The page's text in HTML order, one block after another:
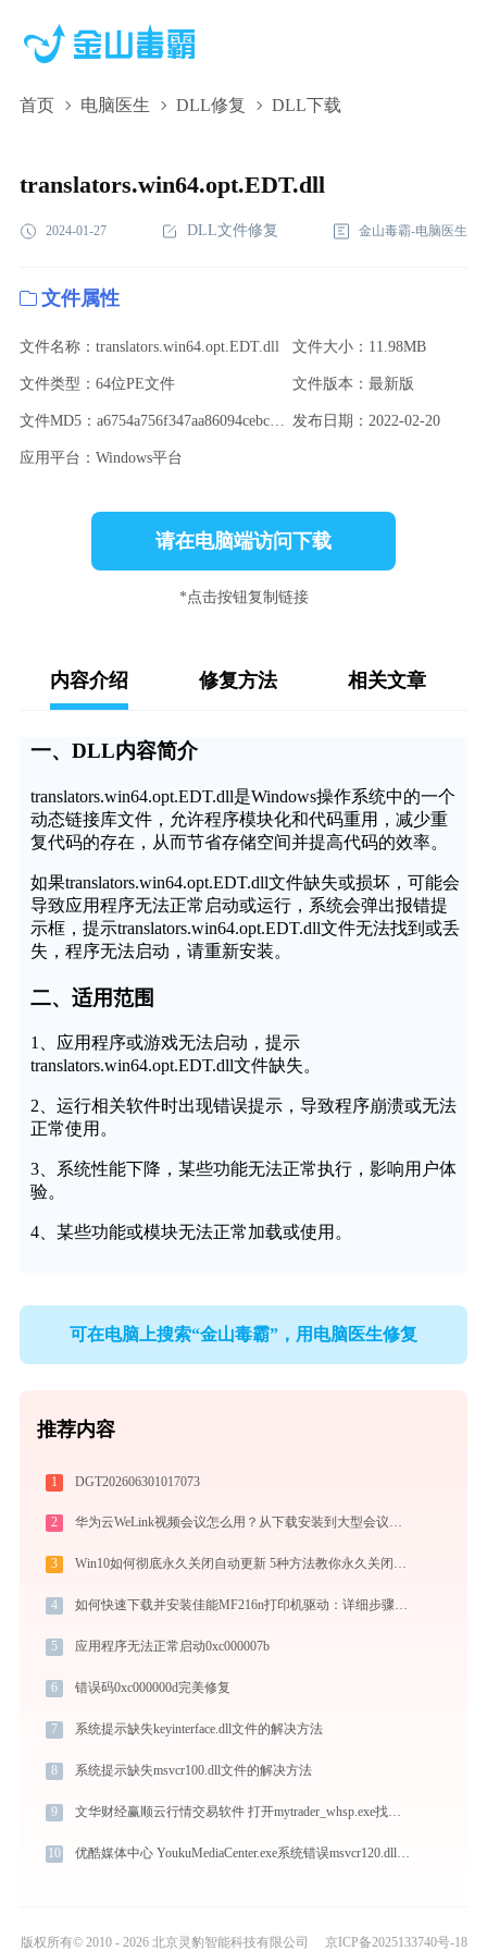
首页 电脑医生 DLL修复 DLL下载
translators.win64.opt.EDT.dll,translators.win64.opt.EDT.dll下
translators.win64.opt.EDT.dll
2024-01-27 DLL文件修复 金山毒霸-电脑医生
文件属性
文件名称：translators.win64.opt.EDT.dll 文件大小：11.98MB
文件类型：64位PE文件 文件版本：最新版
文件MD5：a6754a756f347aa86094cebcf7f7f696 发布日期：2022-02-20
应用平台：Windows平台
请在电脑端访问下载
*点击按钮复制链接
内容介绍 修复方法 相关文章
一、DLL内容简介
translators.win64.opt.EDT.dll是Windows操作系统中的一个
动态链接库文件，允许程序模块化和代码重用，减少重
复代码的存在，从而节省存储空间并提高代码的效率。
如果translators.win64.opt.EDT.dll文件缺失或损坏，可能会
导致应用程序无法正常启动或运行，系统会弹出报错提
示框，提示translators.win64.opt.EDT.dll文件无法找到或丢
失，程序无法启动，请重新安装。
二、适用范围
1、应用程序或游戏无法启动，提示
translators.win64.opt.EDT.dll文件缺失。
2、运行相关软件时出现错误提示，导致程序崩溃或无法
正常使用。
3、系统性能下降，某些功能无法正常执行，影响用户体
验。
4、某些功能或模块无法正常加载或使用。
可在电脑上搜索“金山毒霸”，用电脑医生修复
推荐内容
1 DGT202606301017073
2 华为云WeLink视频会议怎么用？从下载安装到大型会议主持的全流程指南
3 Win10如何彻底永久关闭自动更新 5种方法教你永久关闭win10自动更新
4 如何快速下载并安装佳能MF216n打印机驱动：详细步骤解析
5 应用程序无法正常启动0xc000007b
6 错误码0xc000000d完美修复
7 系统提示缺失keyinterface.dll文件的解决方法
8 系统提示缺失msvcr100.dll文件的解决方法
9 文华财经赢顺云行情交易软件 打开mytrader_whsp.exe找不到globalcom.dll怎么办
10 优酷媒体中心 YoukuMediaCenter.exe系统错误msvcr120.dll丢失如何解决
版权所有© 2010 - 2026 北京灵豹智能科技有限公司 京ICP备2025133740号-18